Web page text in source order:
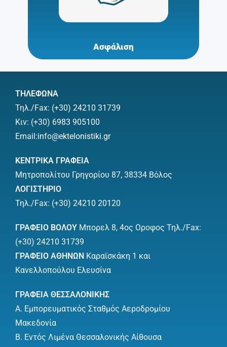
Ασφάλιση
ΤΗΛΕΦΩΝΑ
Τηλ./Fax: (+30) 24210 31739
Κιν: (+30) 6983 905100
Email:info@ektelonistiki.gr
ΚΕΝΤΡΙΚΑ ΓΡΑΦΕΙΑ
Μητροπολίτου Γρηγορίου 87, 38334 Βόλος
ΛΟΓΙΣΤΗΡΙΟ
Τηλ./Fax: (+30) 24210 20120
ΓΡΑΦΕΙΟ ΒΟΛΟΥ Μπορελ 8, 4ος Οροφος Τηλ./Fax:
(+30) 24210 31739
ΓΡΑΦΕΙΟ ΑΘΗΝΩΝ Καραϊσκάκη 1 και
Κανελλοπούλου Ελευσίνα
ΓΡΑΦΕΙΑ ΘΕΣΣΑΛΟΝΙΚΗΣ
Α. Εμπορευματικός Σταθμός Αεροδρομίου
Μακεδονία
Β. Εντός Λιμένα Θεσσαλονικής Αίθουσα